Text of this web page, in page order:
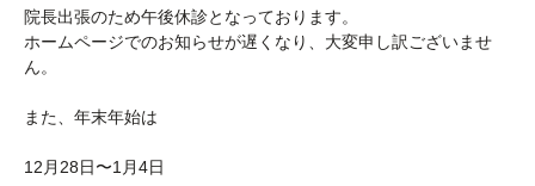
院長出張のため午後休診となっております。
ホームページでのお知らせが遅くなり、大変申し訳ございませ
ん。
また、年末年始は
12月28日〜1月4日